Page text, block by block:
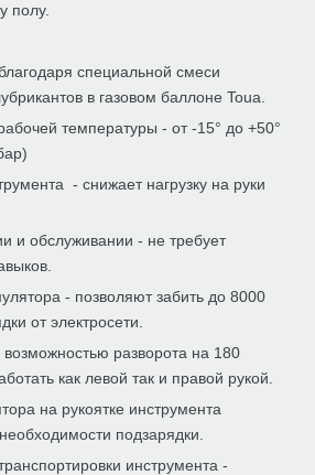
полу.
специальной смеси
в газовом баллоне Toua.
температуры - от -15° до +50°
- снижает нагрузку на руки
и обслуживании - не требует
- позволяют забить до 8000
от электросети.
разворота на 180
как левой так и правой рукой.
на рукоятке инструмента
подзарядки.
инструмента -